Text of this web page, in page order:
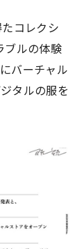
コレクシ
ブルの体験
にバーチャル
タルの服を